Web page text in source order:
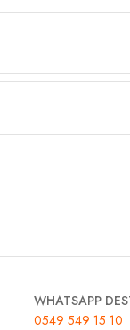
WHATSAPP
0549 549 15 10